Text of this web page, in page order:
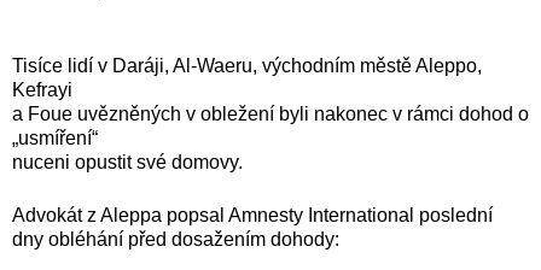
Tisíce lidí v Daráji, Al-Waeru, východním městě Aleppo,
Kefrayi
a Foue uvězněných v obležení byli nakonec v rámci dohod o
„usmíření“
nuceni opustit své domovy.
Advokát z Aleppa popsal Amnesty International poslední
dny obléhání před dosažením dohody: